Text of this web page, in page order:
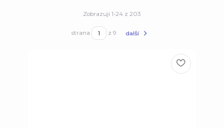
Zobrazuji 1-24 z 203
strana z 9 další